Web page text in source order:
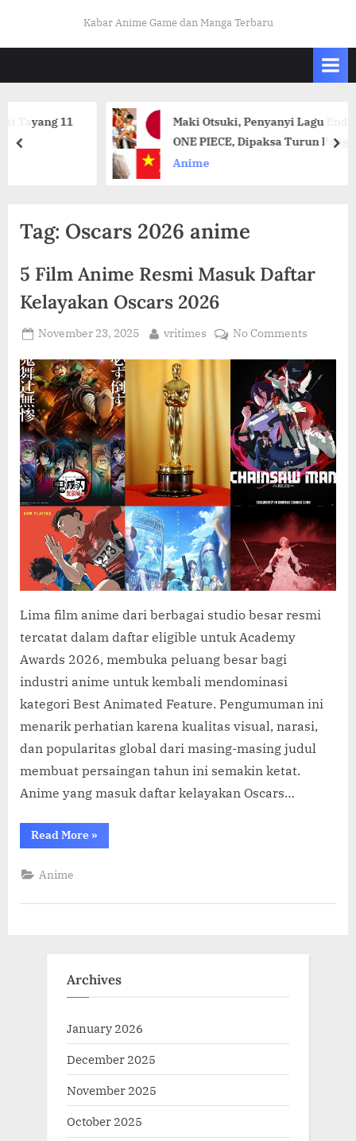
K
A
U
N
O
.
C
O
M
Kabar Anime Game dan Manga Terbaru
11
Maki Otsuki, Penyanyi Lagu Ending
ONE PIECE, Dipaksa Turun Panggung di
di Tengah Ketegangan Diplomatik
Anime
prev
Tag: Oscars 2026 anime
5 Film Anime Resmi Masuk Daftar
Kelayakan Oscars 2026
Posted
November 23, 2025 By
vritimes No Commentson
Film
Anime
Resmi
Masuk
Daftar
Oscars
Lima film anime dari berbagai studio besar resmi
tercatat dalam daftar eligible untuk Academy
Awards 2026, membuka peluang besar bagi
industri anime untuk kembali mendominasi
kategori Best Animated Feature. Pengumuman ini
menarik perhatian karena kualitas visual, narasi,
dan popularitas global dari masing-masing judul
membuat persaingan tahun ini semakin ketat.
Anime yang masuk daftar kelayakan Oscars…
Read More“5
Film
Kelayakan
»
Anime
Archives
January 2026
December 2025
November 2025
October 2025